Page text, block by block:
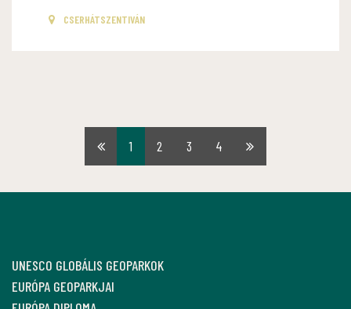
CSERHÁTSZENTIVÁN
Első1 2 3 4
Utolsó
UNESCO GLOBÁLIS GEOPARKOK
EURÓPA GEOPARKJAI